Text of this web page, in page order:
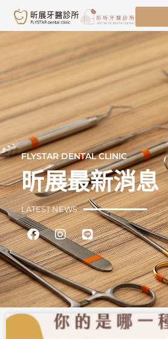
主
容
FLYSTAR DENTAL CLINIC
昕展最新消息
LATEST NEWS
FacebookInstagram
Line
頁
面
頁
面
頁 頁 頁
面